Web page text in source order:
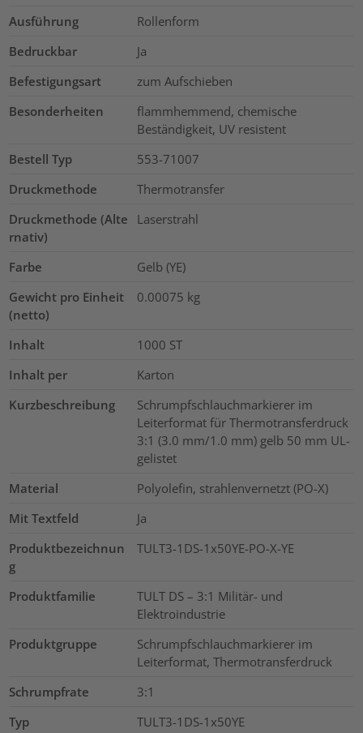
Ausführung
Rollenform
Bedruckbar
Ja
Befestigungsart
zum Aufschieben
Besonderheiten
flammhemmend, chemische
Beständigkeit, UV resistent
Bestell Typ
553-71007
Druckmethode
Thermotransfer
Druckmethode (Alte
rnativ)
Laserstrahl
Farbe
Gelb (YE)
Gewicht pro Einheit
(netto)
0.00075 kg
Inhalt 1000 ST
Inhalt per
Karton
Kurzbeschreibung
Schrumpfschlauchmarkierer im
Leiterformat für Thermotransferdruck
3:1 (3.0 mm/1.0 mm) gelb 50 mm UL-
gelistet
Material
Polyolefin, strahlenvernetzt (PO-X)
Mit Textfeld
Ja
Produktbezeichnun
g
TULT3-1DS-1x50YE-PO-X-YE
Produktfamilie
TULT DS – 3:1 Militär- und
Elektroindustrie
Produktgruppe
Schrumpfschlauchmarkierer im
Leiterformat, Thermotransferdruck
Schrumpfrate
3:1
Typ
TULT3-1DS-1x50YE